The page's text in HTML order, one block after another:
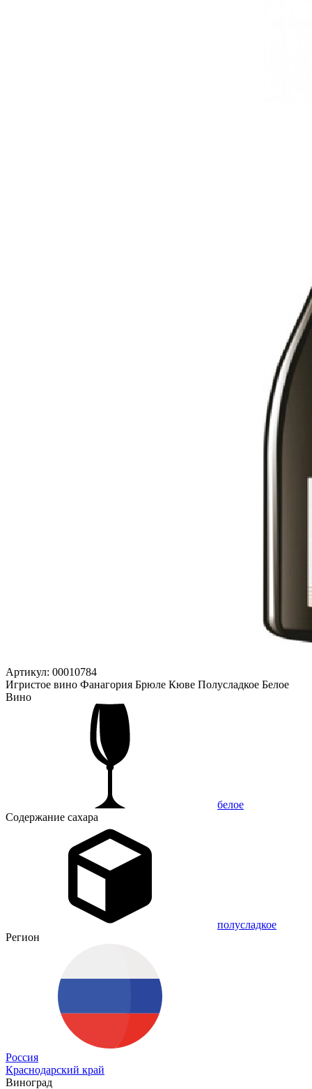
Артикул: 00010784
Игристое вино Фанагория Брюле Кюве Полусладкое Белое
Вино
белое
Содержание сахара
полусладкое
Регион
Россия
Краснодарский край
Виноград